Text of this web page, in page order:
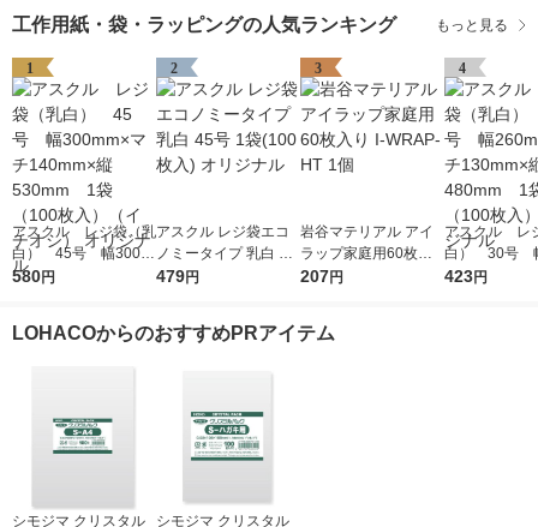
工作用紙・袋・ラッピングの人気ランキング もっと見る
1
アスクル レジ袋（乳
白） 45号 幅300m
m×マチ140mm×縦53
リジナル
580円
2
アスクル レジ袋エコ
ノミータイプ 乳白 45
号 1袋(100枚入) オリ
479円
3
岩谷マテリアル アイ
ラップ家庭用60枚入
り I-WRAP-HT 1個
207円
4
アスクル レ
白） 30号
m×マチ
423円
LOHACOからのおすすめPRアイテム
シモジマ クリスタル
シモジマ クリスタル